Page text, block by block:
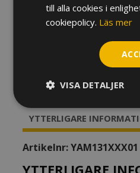
Variant
mängdLÄGG TILL I VARUKORG
YTTERLIGARE
Artikelnr:YAM131XXX01
till alla cookies i
cookiepolicy. Läs mer
VISA DETALJER